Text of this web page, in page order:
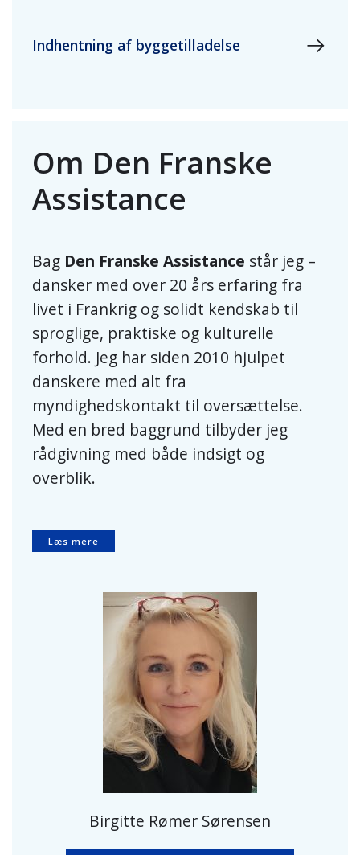
Indhentning af byggetilladelse
Om Den Franske
Assistance
Bag Den Franske Assistance står jeg –
dansker med over 20 års erfaring fra
livet i Frankrig og solidt kendskab til
sproglige, praktiske og kulturelle
forhold. Jeg har siden 2010 hjulpet
danskere med alt fra
myndighedskontakt til oversættelse.
Med en bred baggrund tilbyder jeg
rådgivning med både indsigt og
overblik.
Læs mere
Birgitte Rømer Sørensen